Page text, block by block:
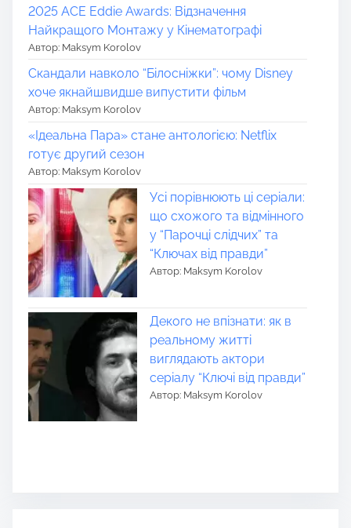
2025 ACE Eddie Awards: Відзначення
Найкращого Монтажу у Кінематографі
Автор: Maksym Korolov
Скандали навколо “Білосніжки”: чому Disney
хоче якнайшвидше випустити фільм
Автор: Maksym Korolov
«Ідеальна Пара» стане антологією: Netflix
готує другий сезон
Автор: Maksym Korolov
Усі порівнюють ці серіали:
що схожого та відмінного
у “Парочці слідчих” та
“Ключах від правди”
Автор: Maksym Korolov
Декого не впізнати: як в
реальному житті
виглядають актори
серіалу “Ключі від правди”
Автор: Maksym Korolov